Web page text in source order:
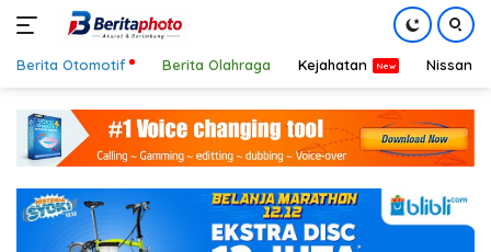
konten
Berita Otomotif Berita Olahraga Kejahatan Nissan